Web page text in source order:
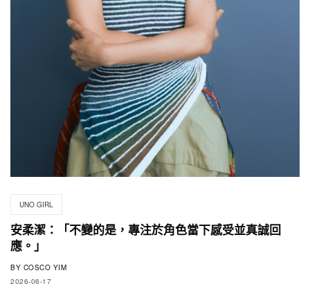
UNO GIRL
安柔潔：「不變的是，專注於角色當下感受並真誠回
應。」
BY COSCO YIM
2026-06-17